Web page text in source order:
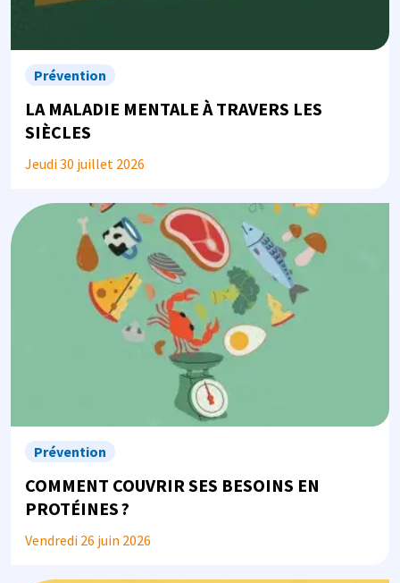
Prévention
LA MALADIE MENTALE À TRAVERS LES
SIÈCLES
Jeudi 30 juillet 2026
Image
Prévention
COMMENT COUVRIR SES BESOINS EN
PROTÉINES ?
Vendredi 26 juin 2026